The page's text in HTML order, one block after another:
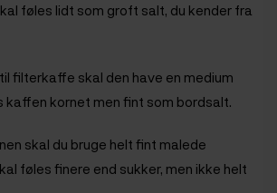
føles lidt som groft salt, du kender fra
filterkaffe skal den have en medium
kaffen kornet men fint som bordsalt.
skal du bruge helt fint malede
føles finere end sukker, men ikke helt